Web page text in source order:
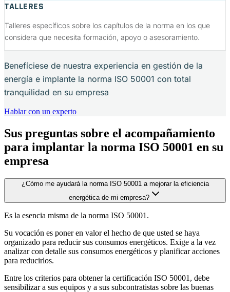
TALLERES
Talleres específicos sobre los capítulos de la norma en los que
considera que necesita formación, apoyo o asesoramiento.
Benefíciese de nuestra experiencia en gestión de la
energía e implante la norma ISO 50001 con total
tranquilidad en su empresa
Hablar con un experto
Sus preguntas sobre el acompañamiento
para implantar la norma ISO 50001 en su
empresa
¿Cómo me ayudará la norma ISO 50001 a mejorar la eficiencia
energética de mi empresa?
Es la esencia misma de la norma ISO 50001.
Su vocación es poner en valor el hecho de que usted se haya
organizado para reducir sus consumos energéticos. Exige a la vez
analizar con detalle sus consumos energéticos y planificar acciones
para reducirlos.
Entre los criterios para obtener la certificación ISO 50001, debe
sensibilizar a sus equipos y a sus subcontratistas sobre las buenas